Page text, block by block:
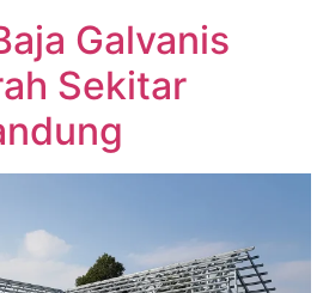
Galvanis
Sekitar